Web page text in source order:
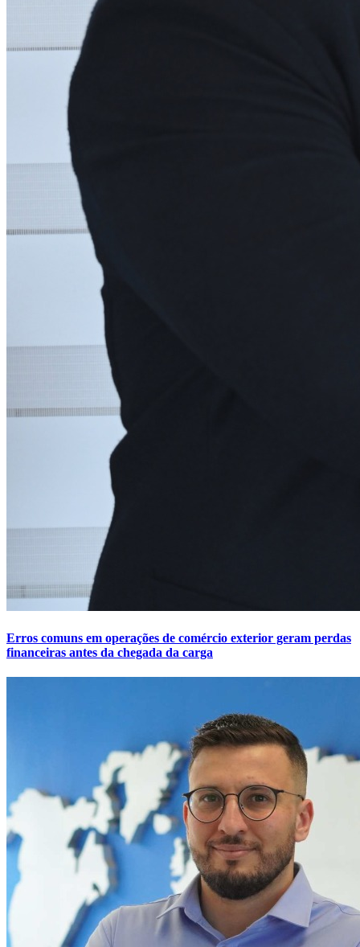
Erros comuns em operações de comércio exterior geram perdas
financeiras antes da chegada da carga